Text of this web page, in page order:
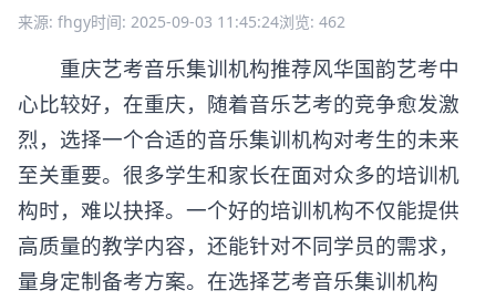
来源: fhgy时间: 2025-09-03 11:45:24浏览: 462
重庆艺考音乐集训机构推荐风华国韵艺考中
心比较好，在重庆，随着音乐艺考的竞争愈发激
烈，选择一个合适的音乐集训机构对考生的未来
至关重要。很多学生和家长在面对众多的培训机
构时，难以抉择。一个好的培训机构不仅能提供
高质量的教学内容，还能针对不同学员的需求，
量身定制备考方案。在选择艺考音乐集训机构